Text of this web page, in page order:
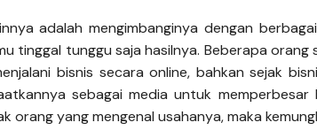
adalah mengimbanginya dengan
tinggal tunggu saja hasilnya. Beberapa
bisnis secara online, bahkan sejak
sebagai media untuk memperbesar
orang yang mengenal usahanya, maka